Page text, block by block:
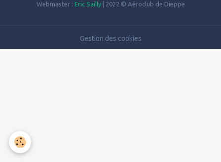
Webmaster : Eric Sailly| 2022 © Aéroclub de Dieppe
Gestion des cookies